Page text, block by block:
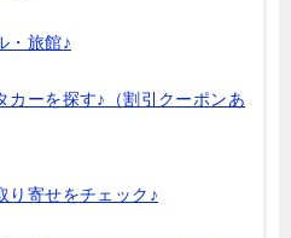
・旅館♪
カーを探す♪（割引クーポンあ
り寄せをチェック♪